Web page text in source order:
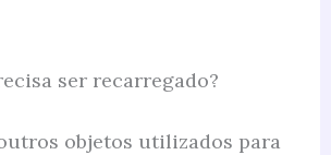
ser recarregado?
objetos utilizados para